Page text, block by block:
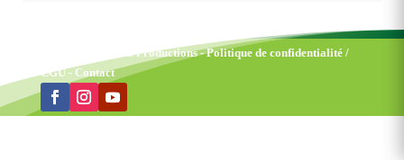
EVANDIS Productions-Politique de confidentialité /
CGU- Contact